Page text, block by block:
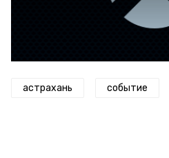
астрахань событие